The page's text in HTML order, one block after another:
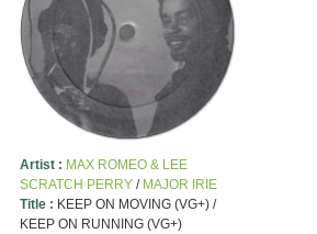
Artist : MAX ROMEO & LEE
SCRATCH PERRY/ MAJOR IRIE
Title : KEEP ON MOVING (VG+) /
KEEP ON RUNNING (VG+)